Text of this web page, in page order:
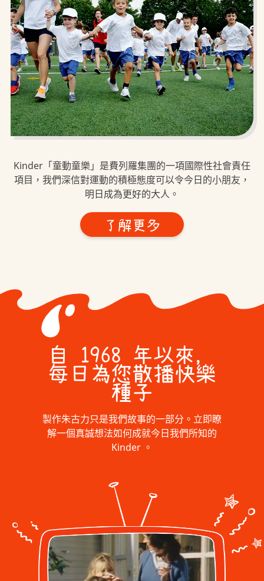
Kinder「童動童樂」是費列羅集團的一項國際性社會責任
項目，我們深信對運動的積極態度可以令今日的小朋友，
明日成為更好的大人。
了解更多
自 1968 年以來，
每日為您散播快樂
種子
製作朱古力只是我們故事的一部分。立即瞭
解一個真誠想法如何成就今日我們所知的
Kinder 。